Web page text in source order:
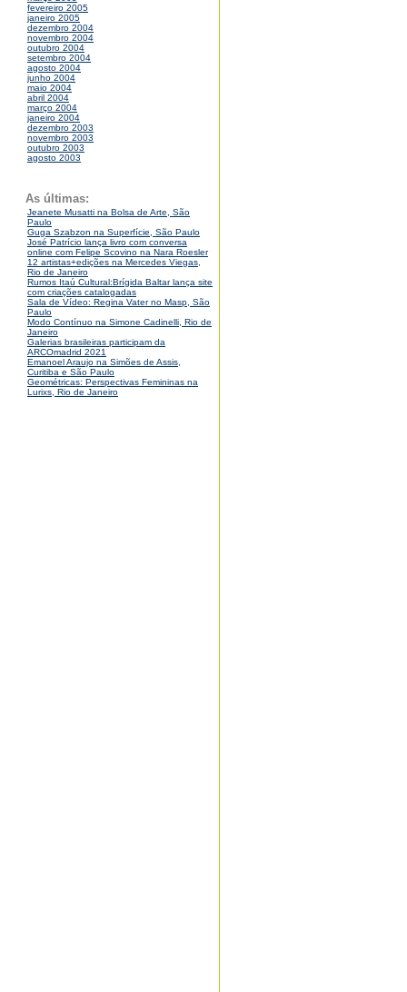
fevereiro 2005
janeiro 2005
dezembro 2004
novembro 2004
outubro 2004
setembro 2004
agosto 2004
junho 2004
maio 2004
abril 2004
março 2004
janeiro 2004
dezembro 2003
novembro 2003
outubro 2003
agosto 2003
As últimas:
Jeanete Musatti na Bolsa de Arte, São
Paulo
Guga Szabzon na Superfície, São Paulo
José Patrício lança livro com conversa
online com Felipe Scovino na Nara Roesler
12 artistas+edições na Mercedes Viegas,
Rio de Janeiro
Rumos Itaú Cultural:Brígida Baltar lança site
com criações catalogadas
Sala de Vídeo: Regina Vater no Masp, São
Paulo
Modo Contínuo na Simone Cadinelli, Rio de
Janeiro
Galerias brasileiras participam da
ARCOmadrid 2021
Emanoel Araujo na Simões de Assis,
Curitiba e São Paulo
Geométricas: Perspectivas Femininas na
Lurixs, Rio de Janeiro